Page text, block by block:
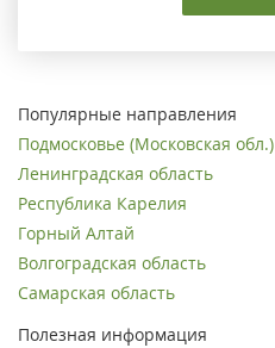
Популярные направления
Подмосковье (Московская обл.)
Ленинградская область
Республика Карелия
Горный Алтай
Волгоградская область
Самарская область
Полезная информация